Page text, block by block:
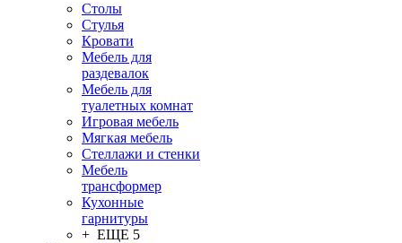
Столы
Cтулья
Кровати
Мебель для
раздевалок
Мебель для
туалетных комнат
Игровая мебель
Мягкая мебель
Стеллажи и стенки
Мебель
трансформер
Кухонные
гарнитуры
+ ЕЩЕ 5